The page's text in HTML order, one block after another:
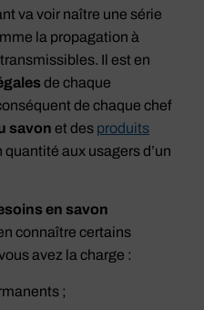
va voir naître une série
la propagation à
Il est en
de chaque
de chaque chef
savon et des produits
quantité aux usagers d’un
en savon
connaître certains
avez la charge :
;